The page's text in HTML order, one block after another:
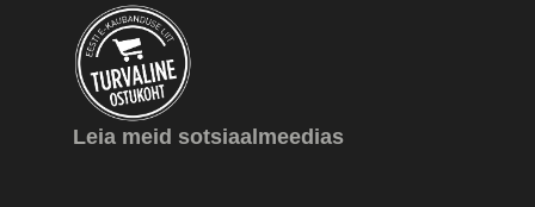
Leia meid sotsiaalmeedias